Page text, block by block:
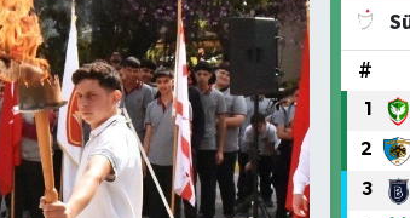
#
1
2
3